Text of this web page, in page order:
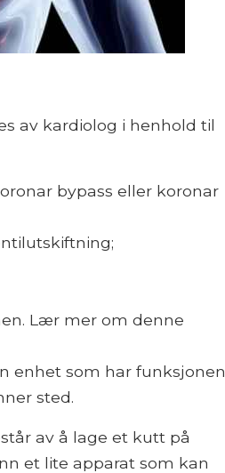
av kardiolog i henhold til
bypass eller koronar
Lær mer om denne
enhet som har funksjonen
sted.
av å lage et kutt på
et lite apparat som kan